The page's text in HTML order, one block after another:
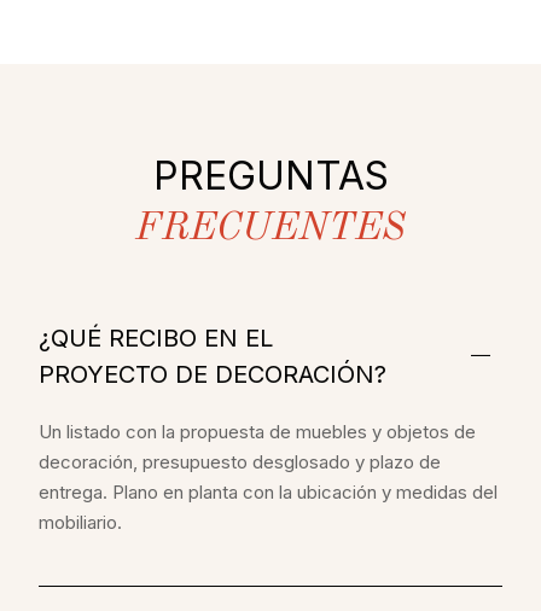
PREGUNTAS
FRECUENTES
¿QUÉ RECIBO EN EL
PROYECTO DE DECORACIÓN?
Un listado con la propuesta de muebles y objetos de
decoración, presupuesto desglosado y plazo de
entrega. Plano en planta con la ubicación y medidas del
mobiliario.